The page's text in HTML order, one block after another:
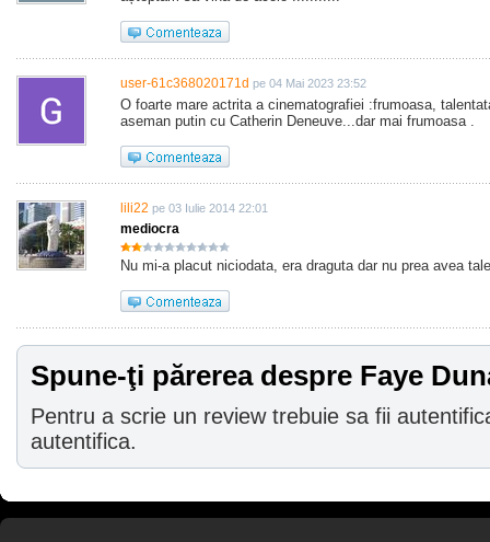
user-61c368020171d pe 04 Mai 2023 23:52
O foarte mare actrita a cinematografiei :frumoasa,
aseman putin cu Catherin Deneuve...dar mai frumoasa .
lili22 pe 03 Iulie 2014 22:01
mediocra
Nu mi-a placut niciodata, era draguta dar nu prea avea
Spune-ţi părerea despre Faye
Pentru a scrie un review trebuie sa fii
autentifica.